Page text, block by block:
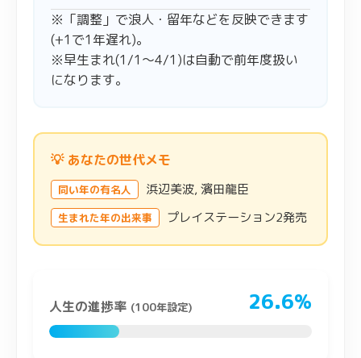
※「調整」で浪人・留年などを反映できます
(+1で1年遅れ)。
※早生まれ(1/1〜4/1)は自動で前年度扱い
になります。
💡 あなたの世代メモ
同い年の有名人 浜辺美波, 濱田龍臣
生まれた年の出来事 プレイステーション2発売
人生の進捗率 (100年設定) 26.6%